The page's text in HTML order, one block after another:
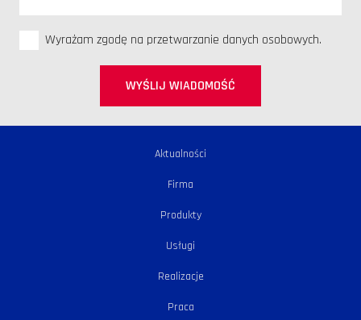
Wyrażam zgodę na przetwarzanie danych osobowych.
WYŚLIJ WIADOMOŚĆ
Aktualności
Firma
Produkty
Usługi
Realizacje
Praca